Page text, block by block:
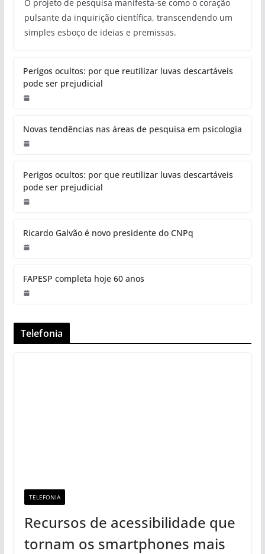
O projeto de pesquisa manifesta-se como o coração
pulsante da inquirição científica, transcendendo um
simples esboço de ideias e premissas.
Perigos ocultos: por que reutilizar luvas descartáveis
pode ser prejudicial
Novas tendências nas áreas de pesquisa em psicologia
Perigos ocultos: por que reutilizar luvas descartáveis
pode ser prejudicial
Ricardo Galvão é novo presidente do CNPq
FAPESP completa hoje 60 anos
Telefonia
TELEFONIA
Recursos de acessibilidade que
tornam os smartphones mais